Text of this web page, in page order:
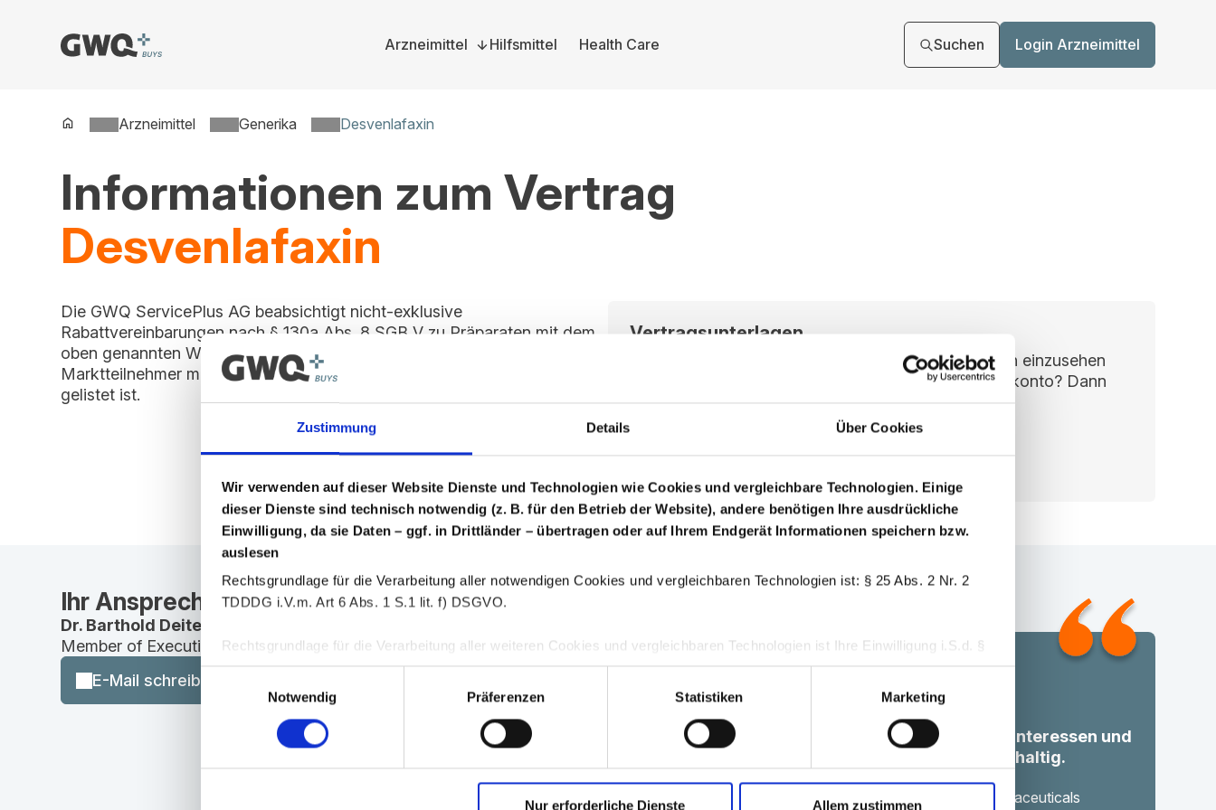
Zustimmung Details Über Cookies
Wir verwenden auf dieser Website Dienste und Technologien wie Cookies und vergleichbare Technologien. Einige
dieser Dienste sind technisch notwendig (z. B. für den Betrieb der Website), andere benötigen Ihre ausdrückliche
Einwilligung, da sie Daten – ggf. in Drittländer – übertragen oder auf Ihrem Endgerät Informationen speichern bzw.
auslesen
Rechtsgrundlage für die Verarbeitung aller notwendigen Cookies und vergleichbaren Technologien ist: § 25 Abs. 2 Nr. 2
TDDDG i.V.m. Art 6 Abs. 1 S.1 lit. f) DSGVO.
Rechtsgrundlage für die Verarbeitung aller weiteren Cookies und vergleichbaren Technologien ist Ihre Einwilligung i.S.d. §
25 Abs. 1 TDDDG i. V. m. Art. 6 Abs. 1 S. 1 lit. a) DSGVO.
Notwendig
Präferenzen Statistiken Marketing
Nur erforderliche Dienste Allem zustimmen
Spring
Arzneimittel Hilfsmittel Health Care Suchen Login Arzneimittel
Arzneimittel Generika Desvenlafaxin
Informationen zum Vertrag
Desvenlafaxin
Die GWQ ServicePlus AG beabsichtigt nicht-exklusive
Rabattvereinbarungen nach § 130a Abs. 8 SGB V zu Präparaten mit dem
oben genannten Wirkstoff zu schließen. Ein Beitritt ist für alle
Marktteilnehmer möglich, solange dieser Vertrag im Vergabeportal
gelistet ist.
Vertragsunterlagen
Bitte melden Sie sich an, um Ihre Vertragsunterlagen einzusehen
und herunterzuladen. Sie haben noch kein Benutzerkonto? Dann
können Sie sich hier direkt registrieren.
Login Arzneimittel Konto erstellen
Ihr Ansprechpartner
Dr. Barthold Deiters
Member of Executive Board, Pharmaceuticals
E-Mail schreiben
GWQ schafft Transparenz, bündelt Interessen und
stärkt die Versorgung nachhaltig.
Member of Executive Board, Pharmaceuticals